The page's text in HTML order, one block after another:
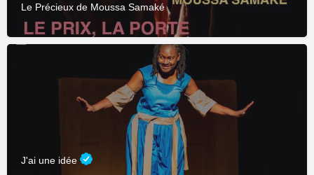
Le Précieux de Moussa Samaké
J'ai une idée